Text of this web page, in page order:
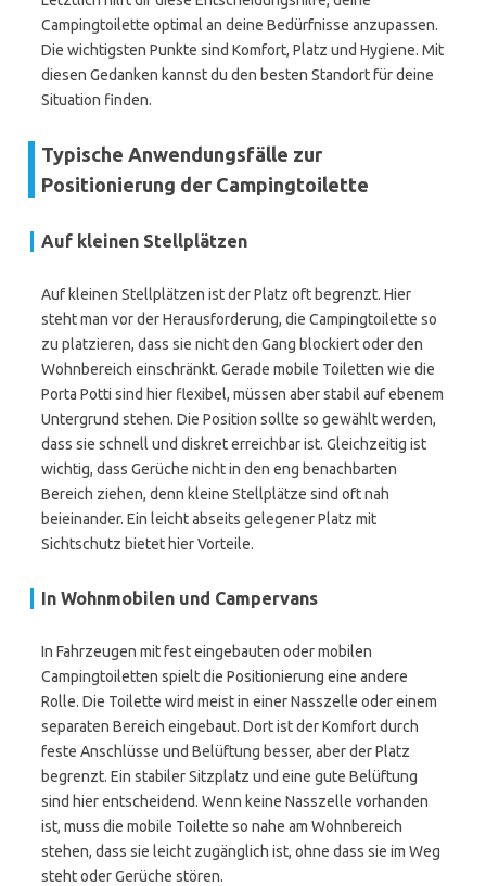
Campingtoilette optimal an deine Bedürfnisse anzupassen.
Die wichtigsten Punkte sind Komfort, Platz und Hygiene. Mit
diesen Gedanken kannst du den besten Standort für deine
Situation finden.
Typische Anwendungsfälle zur
Positionierung der Campingtoilette
Auf kleinen Stellplätzen
Auf kleinen Stellplätzen ist der Platz oft begrenzt. Hier
steht man vor der Herausforderung, die Campingtoilette so
zu platzieren, dass sie nicht den Gang blockiert oder den
Wohnbereich einschränkt. Gerade mobile Toiletten wie die
Porta Potti sind hier flexibel, müssen aber stabil auf ebenem
Untergrund stehen. Die Position sollte so gewählt werden,
dass sie schnell und diskret erreichbar ist. Gleichzeitig ist
wichtig, dass Gerüche nicht in den eng benachbarten
Bereich ziehen, denn kleine Stellplätze sind oft nah
beieinander. Ein leicht abseits gelegener Platz mit
Sichtschutz bietet hier Vorteile.
In Wohnmobilen und Campervans
In Fahrzeugen mit fest eingebauten oder mobilen
Campingtoiletten spielt die Positionierung eine andere
Rolle. Die Toilette wird meist in einer Nasszelle oder einem
separaten Bereich eingebaut. Dort ist der Komfort durch
feste Anschlüsse und Belüftung besser, aber der Platz
begrenzt. Ein stabiler Sitzplatz und eine gute Belüftung
sind hier entscheidend. Wenn keine Nasszelle vorhanden
ist, muss die mobile Toilette so nahe am Wohnbereich
stehen, dass sie leicht zugänglich ist, ohne dass sie im Weg
steht oder Gerüche stören.